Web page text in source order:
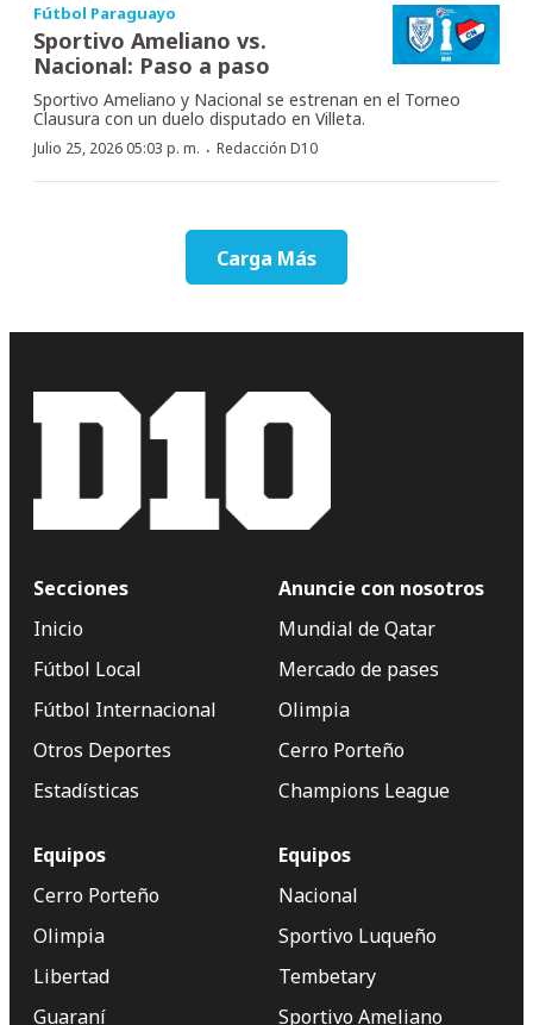
Fútbol Paraguayo
Sportivo Ameliano vs.
Nacional: Paso a paso
Sportivo Ameliano y Nacional se estrenan en el Torneo
Clausura con un duelo disputado en Villeta.
Julio 25, 2026 05:03 p. m. · Redacción D10
Carga Más
Secciones
Inicio
Fútbol Local
Fútbol Internacional
Otros Deportes
Estadísticas
Anuncie con nosotros
Mundial de Qatar
Mercado de pases
Olimpia
Cerro Porteño
Champions League
Equipos
Cerro Porteño
Olimpia
Libertad
Guaraní
Equipos
Nacional
Sportivo Luqueño
Tembetary
Sportivo Ameliano